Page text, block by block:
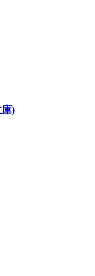
庫)